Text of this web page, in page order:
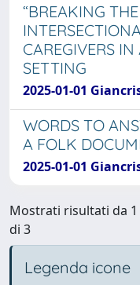
“BREAKING
CAREGIVERS
SETTING
2025-01-01
WORDS TO
A FOLK
2025-01-01
Mostrati risultati da 1
di 3
Legenda icone